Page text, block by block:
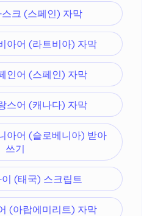
크 (스페인) 자막
아어 (라트비아) 자막
인어 (스페인) 자막
스어 (캐나다) 자막
아어 (슬로베니아) 받아
쓰기
(태국) 스크립트
(아랍에미리트) 자막